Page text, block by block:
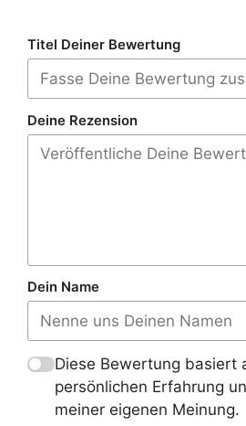
Titel Deiner Bewertung
Deine Rezension
Dein Name
Diese Bewertung basiert
persönlichen Erfahrung
meiner eigenen Meinung.